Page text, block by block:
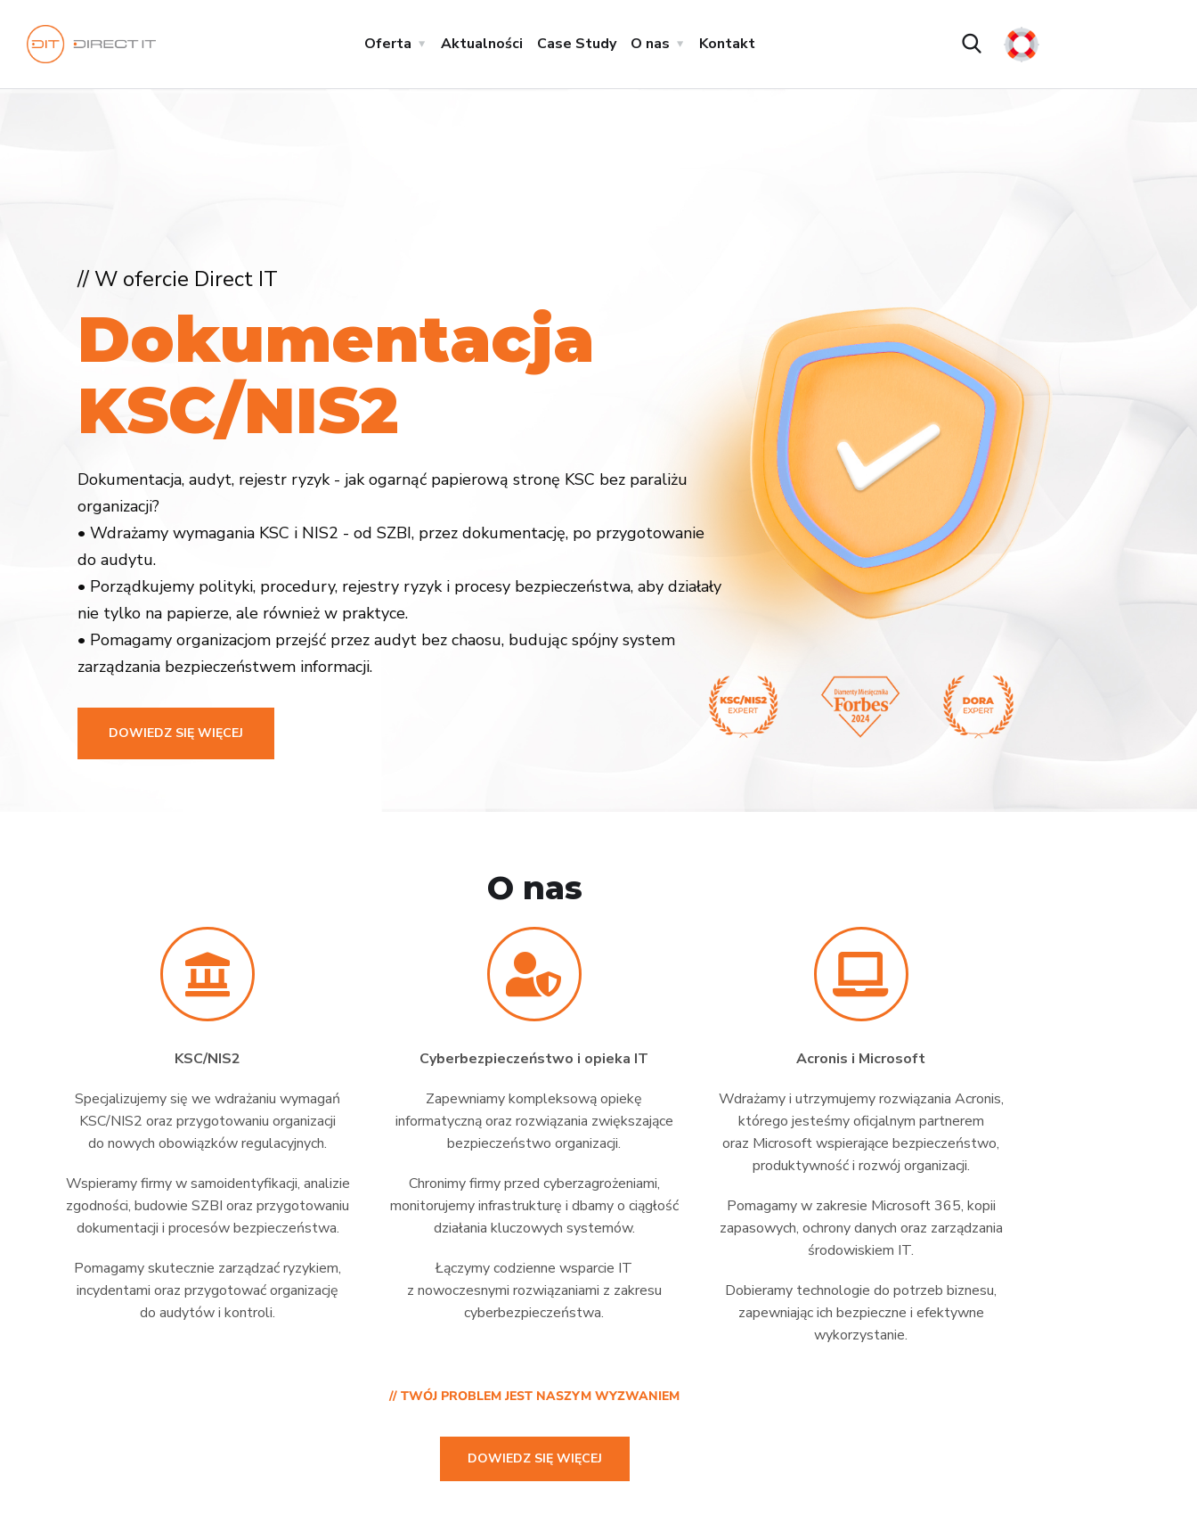
Oferta Aktualności Case Study O nas Kontakt
Dokumentacja
KSC/NIS2
Dokumentacja, audyt, rejestr ryzyk - jak ogarnąć papierową stronę KSC bez paraliżu
organizacji?
• Wdrażamy wymagania KSC i NIS2 - od SZBI, przez dokumentację, po przygotowanie
do audytu.
• Porządkujemy polityki, procedury, rejestry ryzyk i procesy bezpieczeństwa, aby działały
nie tylko na papierze, ale również w praktyce.
• Pomagamy organizacjom przejść przez audyt bez chaosu, budując spójny system
zarządzania bezpieczeństwem informacji.
// W ofercie Direct IT
DOWIEDZ SIĘ WIĘCEJ
O nas
KSC/NIS2
Specjalizujemy się we wdrażaniu wymagań
KSC/NIS2 oraz przygotowaniu organizacji
do nowych obowiązków regulacyjnych.
Wspieramy firmy w samoidentyfikacji, analizie
zgodności, budowie SZBI oraz przygotowaniu
dokumentacji i procesów bezpieczeństwa.
Pomagamy skutecznie zarządzać ryzykiem,
incydentami oraz przygotować organizację
do audytów i kontroli.
Cyberbezpieczeństwo i opieka IT
Zapewniamy kompleksową opiekę
informatyczną oraz rozwiązania zwiększające
bezpieczeństwo organizacji.
Chronimy firmy przed cyberzagrożeniami,
monitorujemy infrastrukturę i dbamy o ciągłość
działania kluczowych systemów.
Łączymy codzienne wsparcie IT
z nowoczesnymi rozwiązaniami z zakresu
cyberbezpieczeństwa.
Acronis i Microsoft
Wdrażamy i utrzymujemy rozwiązania Acronis,
którego jesteśmy oficjalnym partnerem
oraz Microsoft wspierające bezpieczeństwo,
produktywność i rozwój organizacji.
Pomagamy w zakresie Microsoft 365, kopii
zapasowych, ochrony danych oraz zarządzania
środowiskiem IT.
Dobieramy technologie do potrzeb biznesu,
zapewniając ich bezpieczne i efektywne
wykorzystanie.
// TWÓJ PROBLEM JEST NASZYM WYZWANIEM
DOWIEDZ SIĘ WIĘCEJ